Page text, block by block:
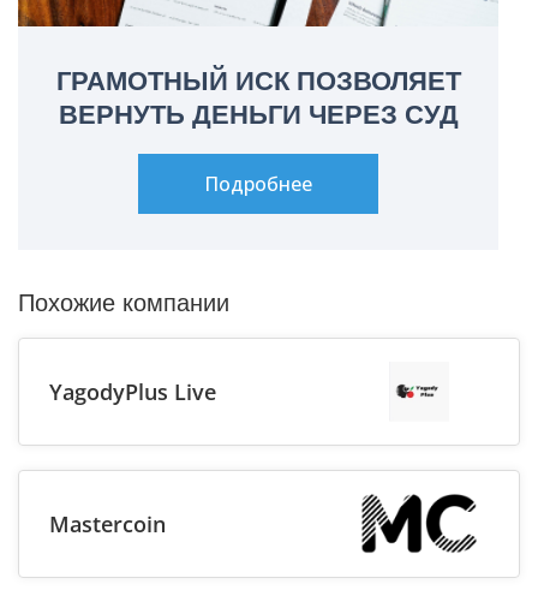
ГРАМОТНЫЙ ИСК ПОЗВОЛЯЕТ
ВЕРНУТЬ ДЕНЬГИ ЧЕРЕЗ СУД
Подробнее
Похожие компании
YagodyPlus Live
Mastercoin